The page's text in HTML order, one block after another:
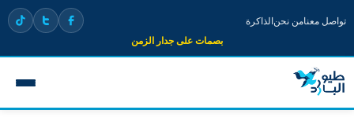
تواصل معنامن نحنالذاكرة
بصمات على جدار الزمن